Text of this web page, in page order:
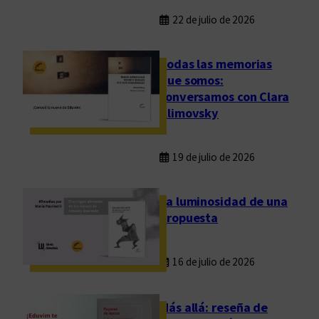
22 de julio de 2026
Todas las memorias
que somos:
conversamos con Clara
Klimovsky
19 de julio de 2026
La luminosidad de una
propuesta
16 de julio de 2026
Más allá: reseña de